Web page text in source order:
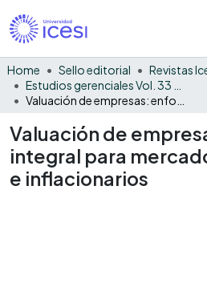
Home Sello editorial Revistas
Valuación de
integral para
e inflacionarios